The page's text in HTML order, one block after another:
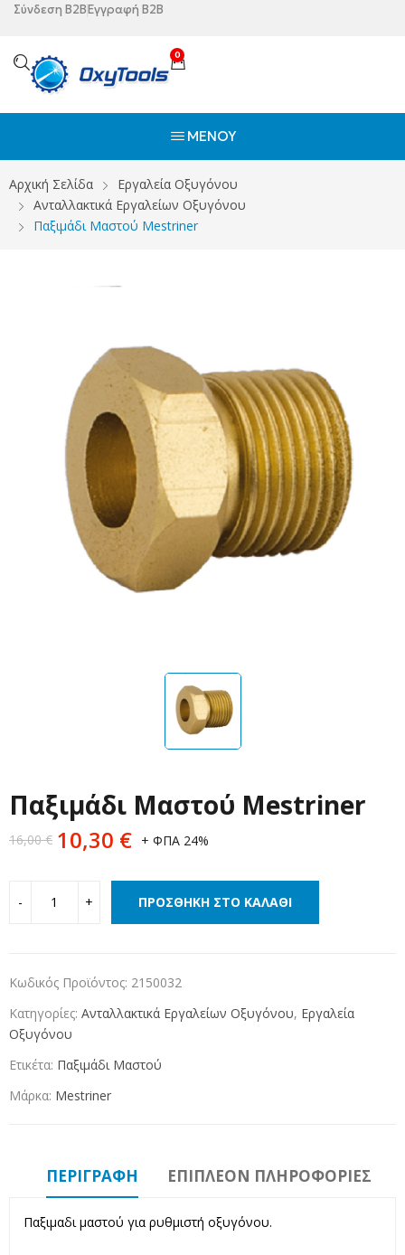
Σύνδεση B2BΕγγραφή B2B
0
ΜΕΝΟΎ
Αρχική Σελίδα
Εργαλεία Οξυγόνου
Ανταλλακτικά Εργαλείων Οξυγόνου
Παξιμάδι Μαστού Mestriner
Παξιμάδι Μαστού Mestriner
16,00€ 10,30 € + ΦΠΑ 24%
ΠΡΟΣΘΉΚΗ ΣΤΟ ΚΑΛΆΘΙ
Κωδικός Προϊόντος: 2150032
Κατηγορίες: Ανταλλακτικά Εργαλείων Οξυγόνου, Εργαλεία
Οξυγόνου
Ετικέτα: Παξιμάδι Μαστού
Μάρκα: Mestriner
ΠΕΡΙΓΡΑΦΉ ΕΠΙΠΛΈΟΝ ΠΛΗΡΟΦΟΡΊΕΣ
Παξιμαδι μαστού για ρυθμιστή οξυγόνου.